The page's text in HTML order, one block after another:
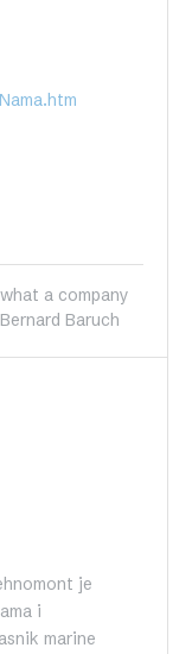
a company
Baruch
je
i
marine